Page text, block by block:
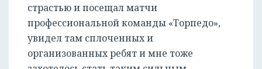
страстью и посещал матчи
профессиональной команды «Торпедо»,
увидел там сплоченных и
организованных ребят и мне тоже